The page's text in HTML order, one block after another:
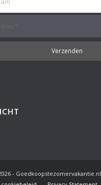
- Goedkoopstezomervakantie.nl